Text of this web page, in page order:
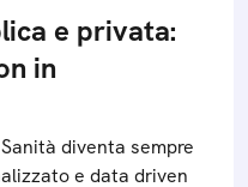
e privata:
in
diventa sempre
e data driven